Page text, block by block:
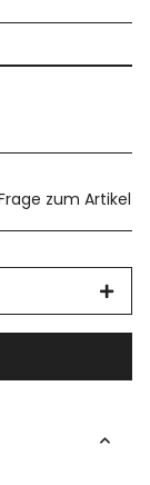
zum Artikel